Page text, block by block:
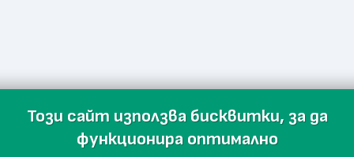
Този сайт използва бисквитки, за да
функционира оптимално